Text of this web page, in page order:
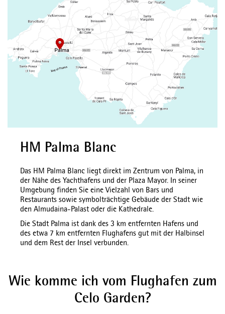
HM Palma Blanc
Das HM Palma Blanc liegt direkt im Zentrum von Palma, in
der Nähe des Yachthafens und der Plaza Mayor. In seiner
Umgebung finden Sie eine Vielzahl von Bars und
Restaurants sowie symbolträchtige Gebäude der Stadt wie
den Almudaina-Palast oder die Kathedrale.
Die Stadt Palma ist dank des 3 km entfernten Hafens und
des etwa 7 km entfernten Flughafens gut mit der Halbinsel
und dem Rest der Insel verbunden.
Wie komme ich vom Flughafen zum
Celo Garden?